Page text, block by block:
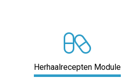
Herhaalrecepten Module